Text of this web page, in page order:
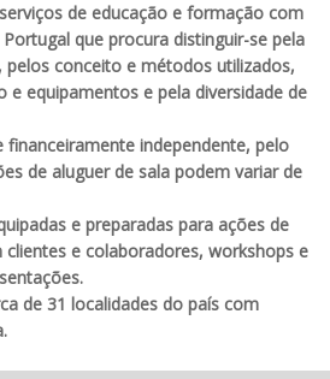
de educação e formação com
que procura distinguir-se pela
pelos conceito e métodos utilizados,
e equipamentos e pela diversidade de
financeiramente independente, pelo
de aluguer de sala podem variar de
e preparadas para ações de
e colaboradores, workshops e
de 31 localidades do país com